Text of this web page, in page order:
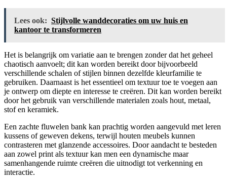
Lees ook: Stijlvolle wanddecoraties om uw huis en
kantoor te transformeren
Het is belangrijk om variatie aan te brengen zonder dat het geheel
chaotisch aanvoelt; dit kan worden bereikt door bijvoorbeeld
verschillende schalen of stijlen binnen dezelfde kleurfamilie te
gebruiken. Daarnaast is het essentieel om textuur toe te voegen aan
je ontwerp om diepte en interesse te creëren. Dit kan worden bereikt
door het gebruik van verschillende materialen zoals hout, metaal,
stof en keramiek.
Een zachte fluwelen bank kan prachtig worden aangevuld met leren
kussens of geweven dekens, terwijl houten meubels kunnen
contrasteren met glanzende accessoires. Door aandacht te besteden
aan zowel print als textuur kan men een dynamische maar
samenhangende ruimte creëren die uitnodigt tot verkenning en
interactie.